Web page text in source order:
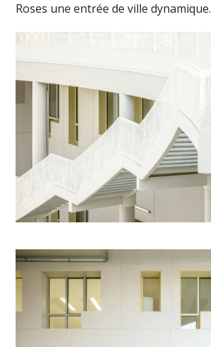
Roses une entrée de ville dynamique.